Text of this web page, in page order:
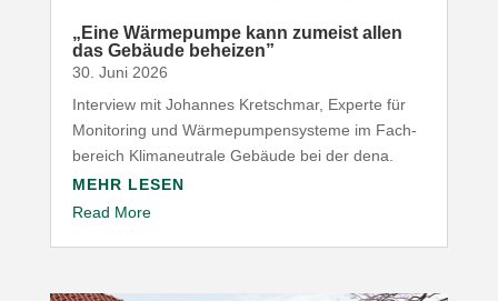
„ Eine Wärme­pumpe kann zumeist allen
das Gebäude beheizen”
30. Juni 2026
Interview mit Johannes Kret­schmar, Experte für
Moni­toring und Wärme­pum­pen­systeme im Fach­
be­reich Klima­neu­trale Gebäude bei der dena.
MEHR LESEN
Read More